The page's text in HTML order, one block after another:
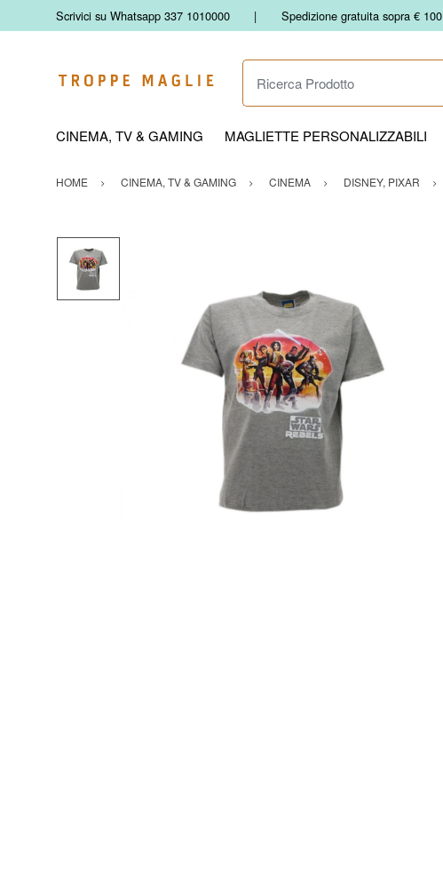
Scrivici su Whatsapp 337 1010000 Spedizione gratuita sopra € 100
Ricerca Prodotto
CINEMA, TV & GAMING MAGLIETTE PERSONALIZZABILI
HOME CINEMA, TV & GAMING CINEMA DISNEY, PIXAR